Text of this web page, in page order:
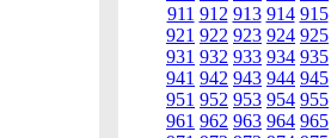
911 912 913 914 915
921 922 923 924 925
931 932 933 934 935
941 942 943 944 945
951 952 953 954 955
961 962 963 964 965